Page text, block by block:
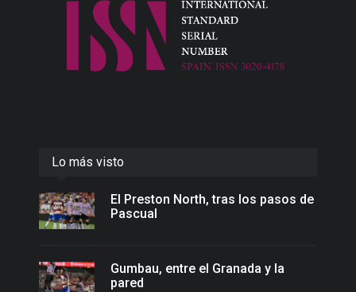
Lo más visto
El Preston North, tras los pasos de
Pascual
Gumbau, entre el Granada y la
pared